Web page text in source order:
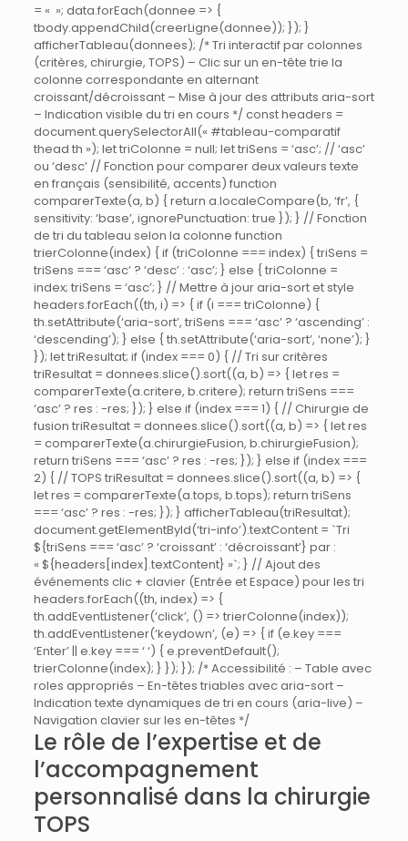
= « »; data.forEach(donnee => {
tbody.appendChild(creerLigne(donnee)); }); }
afficherTableau(donnees); /* Tri interactif par colonnes
(critères, chirurgie, TOPS) – Clic sur un en-tête trie la
colonne correspondante en alternant
croissant/décroissant – Mise à jour des attributs aria-sort
– Indication visible du tri en cours */ const headers =
document.querySelectorAll(« #tableau-comparatif
thead th »); let triColonne = null; let triSens = ‘asc’; // ‘asc’
ou ‘desc’ // Fonction pour comparer deux valeurs texte
en français (sensibilité, accents) function
comparerTexte(a, b) { return a.localeCompare(b, ‘fr’, {
sensitivity: ‘base’, ignorePunctuation: true }); } // Fonction
de tri du tableau selon la colonne function
trierColonne(index) { if (triColonne === index) { triSens =
triSens === ‘asc’ ? ‘desc’ : ‘asc’; } else { triColonne =
index; triSens = ‘asc’; } // Mettre à jour aria-sort et style
headers.forEach((th, i) => { if (i === triColonne) {
th.setAttribute(‘aria-sort’, triSens === ‘asc’ ? ‘ascending’ :
‘descending’); } else { th.setAttribute(‘aria-sort’, ‘none’); }
}); let triResultat; if (index === 0) { // Tri sur critères
triResultat = donnees.slice().sort((a, b) => { let res =
comparerTexte(a.critere, b.critere); return triSens ===
‘asc’ ? res : -res; }); } else if (index === 1) { // Chirurgie de
fusion triResultat = donnees.slice().sort((a, b) => { let res
= comparerTexte(a.chirurgieFusion, b.chirurgieFusion);
return triSens === ‘asc’ ? res : -res; }); } else if (index ===
2) { // TOPS triResultat = donnees.slice().sort((a, b) => {
let res = comparerTexte(a.tops, b.tops); return triSens
=== ‘asc’ ? res : -res; }); } afficherTableau(triResultat);
document.getElementById(‘tri-info’).textContent = `Tri
${triSens === ‘asc’ ? ‘croissant’ : ‘décroissant’} par :
« ${headers[index].textContent} »`; } // Ajout des
événements clic + clavier (Entrée et Espace) pour les tri
headers.forEach((th, index) => {
th.addEventListener(‘click’, () => trierColonne(index));
th.addEventListener(‘keydown’, (e) => { if (e.key ===
‘Enter’ || e.key === ‘ ‘) { e.preventDefault();
trierColonne(index); } }); }); /* Accessibilité : – Table avec
roles appropriés – En-têtes triables avec aria-sort –
Indication texte dynamiques de tri en cours (aria-live) –
Navigation clavier sur les en-têtes */
Le rôle de l’expertise et de
l’accompagnement
personnalisé dans la chirurgie
TOPS